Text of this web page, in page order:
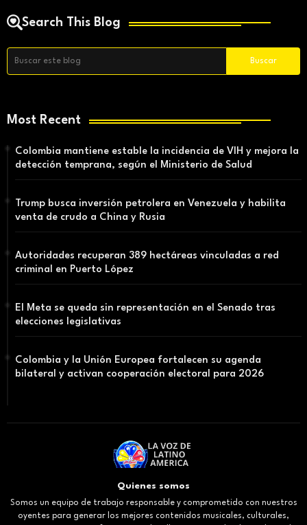
Search This Blog
Most Recent
Colombia mantiene estable la incidencia de VIH y mejora la
detección temprana, según el Ministerio de Salud
Trump busca inversión petrolera en Venezuela y habilita
venta de crudo a China y Rusia
Autoridades recuperan 389 hectáreas vinculadas a red
criminal en Puerto López
El Meta se queda sin representación en el Senado tras
elecciones legislativas
Colombia y la Unión Europea fortalecen su agenda
bilateral y activan cooperación electoral para 2026
Quienes somos
Somos un equipo de trabajo responsable y comprometido con nuestros
oyentes para generar los mejores contenidos musicales, culturales,